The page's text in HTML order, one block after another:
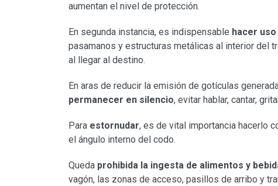
aumentan el nivel de protección.
En segunda instancia, es indispensable hacer
pasamanos y estructuras metálicas al interior del
al llegar al destino.
En aras de reducir la emisión de gotículas
permanecer en silencio, evitar hablar, cantar,
Para estornudar, es de vital importancia hacerlo
el ángulo interno del codo.
Queda prohibida la ingesta de alimentos y
vagón, las zonas de acceso, pasillos de arribo y